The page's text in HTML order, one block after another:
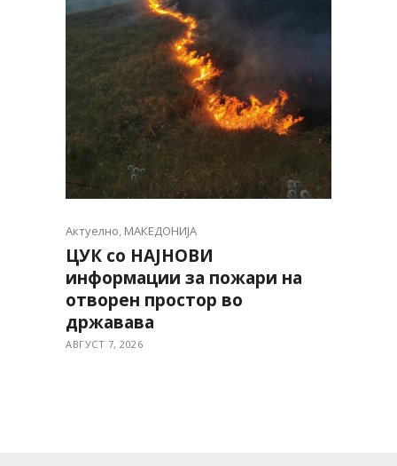
Актуелно, МАКЕДОНИЈА
ЦУК со НАЈНОВИ
информации за пожари на
отворен простор во
државава
АВГУСТ 7, 2026